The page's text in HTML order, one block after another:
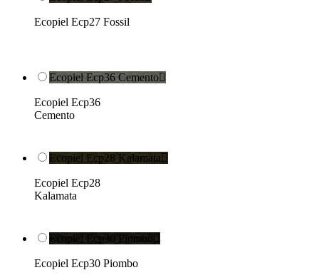
Ecopiel Ecp27 Fossil
Ecopiel Ecp36 Cemento
Ecopiel Ecp36
Cemento
Ecopiel Ecp28 Kalamata
Ecopiel Ecp28
Kalamata
Ecopiel Ecp30 Piombo 
Ecopiel Ecp30 Piombo